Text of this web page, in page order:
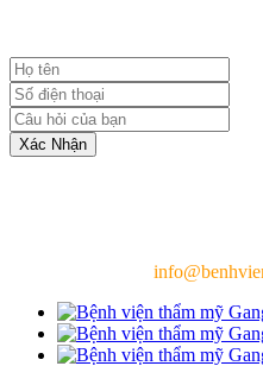
Xác Nhận